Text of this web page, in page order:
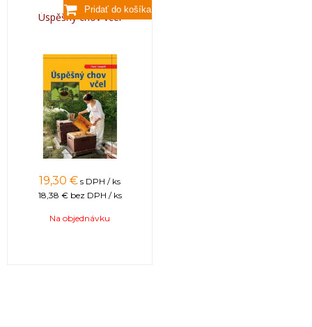
Úspěšný chov včel
19,30 € s DPH / ks
18,38 € bez DPH / ks
Na objednávku